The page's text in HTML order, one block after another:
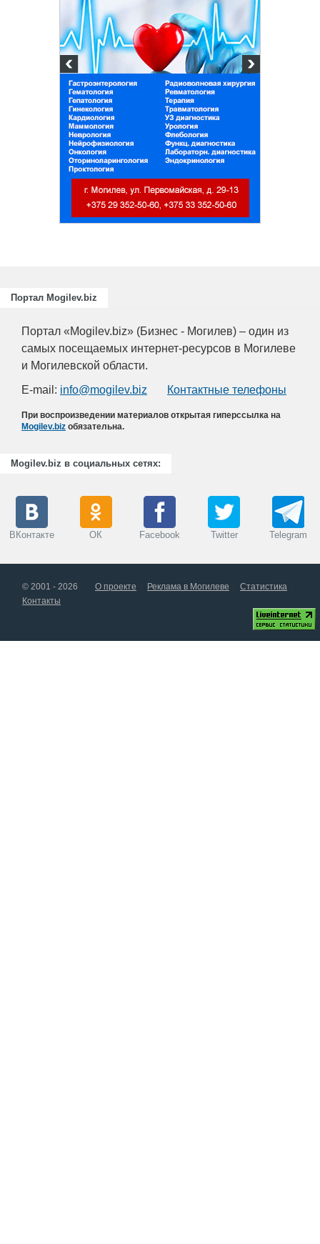
Портал Mogilev.biz
Портал «Mogilev.biz» (Бизнес - Могилев) – один из
самых посещаемых интернет-ресурсов в Могилеве
и Могилевской области.
E-mail: info@mogilev.biz Контактные телефоны
При воспроизведении материалов открытая гиперссылка на
Mogilev.biz обязательна.
Mogilev.biz в социальных сетях:
ВКонтакте ОК Facebook Twitter Telegram
© 2001 - 2026 О проекте Реклама в Могилеве
Статистика
Контакты